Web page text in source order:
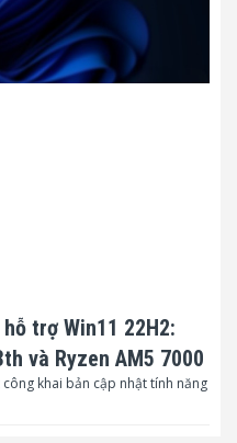
trợ Win11 22H2:
và Ryzen AM5 7000
khai bản cập nhật tính năng